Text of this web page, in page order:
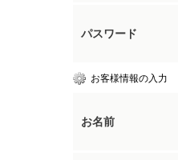
パスワード
お客様情報の入力
お名前